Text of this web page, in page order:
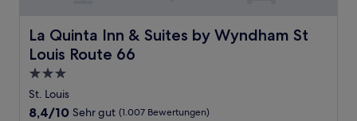
La Quinta Inn & Suites by Wyndham St
Louis Route 66
La Quinta Inn & Suites by Wyndham St Louis Route 66
3.0-
Sterne-
Unterkunft
St. Louis
8.4
8,4/10 Sehr gut (1.007 Bewertungen)